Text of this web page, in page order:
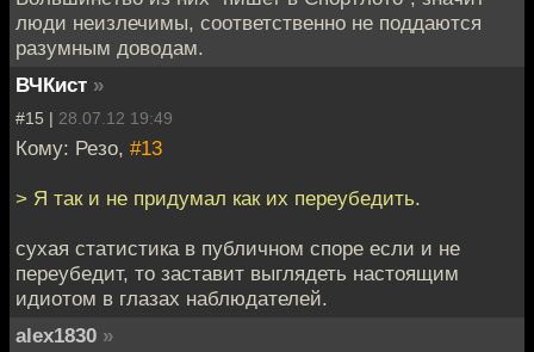
люди неизлечимы, соответственно не поддаются
разумным доводам.
ВЧКист »
#15 | 28.07.12 19:49
Кому: Резо, #13
> Я так и не придумал как их переубедить.
сухая статистика в публичном споре если и не
переубедит, то заставит выглядеть настоящим
идиотом в глазах наблюдателей.
alex1830 »